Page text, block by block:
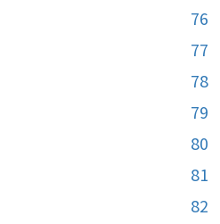
76
77
78
79
80
81
82